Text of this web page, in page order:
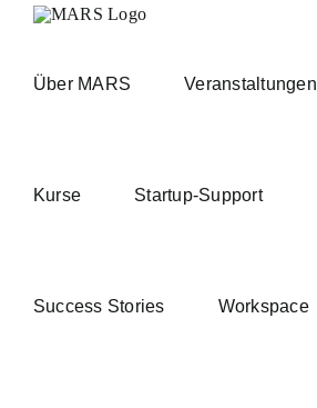
springen
Über MARS Veranstaltungen
Kurse Startup-Support
Success Stories Workspace